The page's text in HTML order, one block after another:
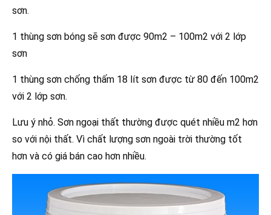
sơn.
1 thùng sơn bóng sẽ sơn được 90m2 – 100m2 với 2 lớp
sơn
1 thùng sơn chống thấm 18 lít sơn được từ 80 đến 100m2
với 2 lớp sơn.
Lưu ý nhỏ. Sơn ngoại thất thường được quét nhiều m2 hơn
so với nội thất. Vì chất lượng sơn ngoài trời thường tốt
hơn và có giá bán cao hơn nhiều.